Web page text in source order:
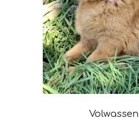
Volwassen